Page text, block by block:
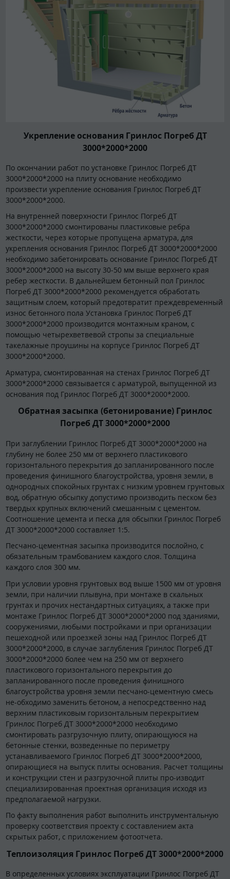
Укрепление основания Гринлос Погреб ДТ
3000*2000*2000
По окончании работ по установке Гринлос Погреб ДТ
3000*2000*2000 на плиту основание необходимо
произвести укрепление основания Гринлос Погреб ДТ
3000*2000*2000.
На внутренней поверхности Гринлос Погреб ДТ
3000*2000*2000 смонтированы пластиковые ребра
жесткости, через которые пропущена арматура, для
укрепления основания Гринлос Погреб ДТ 3000*2000*2000
необходимо забетонировать основание Гринлос Погреб ДТ
3000*2000*2000 на высоту 30-50 мм выше верхнего края
ребер жесткости. В дальнейшем бетонный пол Гринлос
Погреб ДТ 3000*2000*2000 рекомендуется обработать
защитным слоем, который предотвратит преждевременный
износ бетонного пола Установка Гринлос Погреб ДТ
3000*2000*2000 производится монтажным краном, с
помощью четырехветвевой стропы за специальные
такелажные проушины на корпусе Гринлос Погреб ДТ
3000*2000*2000.
Арматура, смонтированная на стенах Гринлос Погреб ДТ
3000*2000*2000 связывается с арматурой, выпущенной из
основания под Гринлос Погреб ДТ 3000*2000*2000.
Обратная засыпка (бетонирование) Гринлос
Погреб ДТ 3000*2000*2000
При заглублении Гринлос Погреб ДТ 3000*2000*2000 на
глубину не более 250 мм от верхнего пластикового
горизонтального перекрытия до запланированного после
проведения финишного благоустройства, уровня земли, в
однородных спокойных грунтах с низким уровнем грунтовых
вод, обратную обсыпку допустимо производить песком без
твердых крупных включений смешанным с цементом.
Соотношение цемента и песка для обсыпки Гринлос Погреб
ДТ 3000*2000*2000 составляет 1:5.
Песчано-цементная засыпка производится послойно, с
обязательным трамбованием каждого слоя. Толщина
каждого слоя 300 мм.
При условии уровня грунтовых вод выше 1500 мм от уровня
земли, при наличии плывуна, при монтаже в скальных
грунтах и прочих нестандартных ситуациях, а также при
монтаже Гринлос Погреб ДТ 3000*2000*2000 под зданиями,
сооружениями, любыми постройками и при организации
пешеходной или проезжей зоны над Гринлос Погреб ДТ
3000*2000*2000, в случае заглубления Гринлос Погреб ДТ
3000*2000*2000 более чем на 250 мм от верхнего
пластикового горизонтального перекрытия до
запланированного после проведения финишного
благоустройства уровня земли песчано-цементную смесь
не-обходимо заменить бетоном, а непосредственно над
верхним пластиковым горизонтальным перекрытием
Гринлос Погреб ДТ 3000*2000*2000 необходимо
смонтировать разгрузочную плиту, опирающуюся на
бетонные стенки, возведенные по периметру
устанавливаемого Гринлос Погреб ДТ 3000*2000*2000,
опирающиеся на выпуск плиты основания. Расчет толщины
и конструкции стен и разгрузочной плиты про-изводит
специализированная проектная организация исходя из
предполагаемой нагрузки.
По факту выполнения работ выполнить инструментальную
проверку соответствия проекту с составлением акта
скрытых работ, с приложением фотоотчета.
Теплоизоляция Гринлос Погреб ДТ 3000*2000*2000
В определенных условиях эксплуатации Гринлос Погреб ДТ